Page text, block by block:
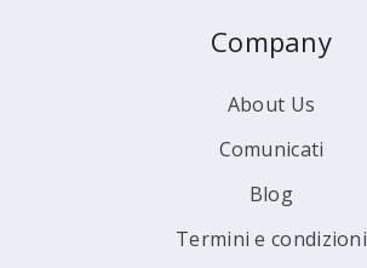
Company
About Us
Comunicati
Blog
Termini e condizioni